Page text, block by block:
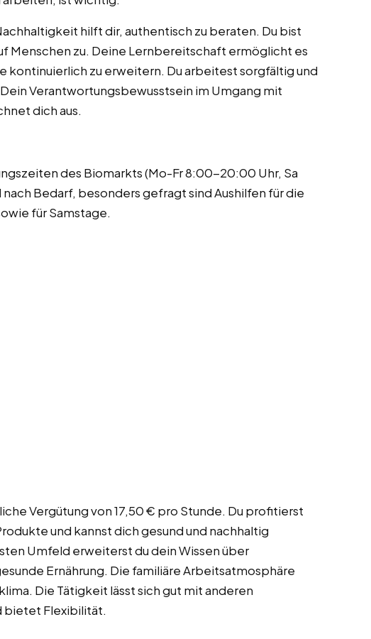
hilft dir, authentisch zu beraten. Du bist
Menschen zu. Deine Lernbereitschaft ermöglicht es
kontinuierlich zu erweitern. Du arbeitest sorgfältig und
Verantwortungsbewusstsein im Umgang mit
dich aus.
des Biomarkts (Mo-Fr 8:00-20:00 Uhr, Sa
Bedarf, besonders gefragt sind Aushilfen für die
für Samstage.
Vergütung von 17,50 € pro Stunde. Du profitierst
und kannst dich gesund und nachhaltig
Umfeld erweiterst du dein Wissen über
Ernährung. Die familiäre Arbeitsatmosphäre
Die Tätigkeit lässt sich gut mit anderen
bietet Flexibilität.